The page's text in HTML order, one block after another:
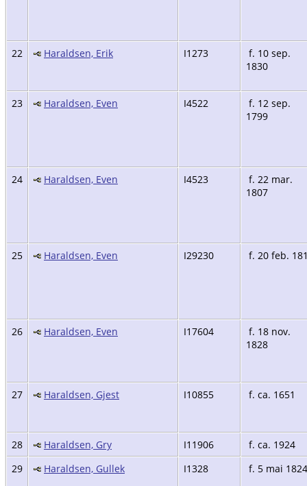
22 Haraldsen, Erik I1273
f. 10 sep.
1830
23 Haraldsen, Even I4522
f. 12 sep.
1799
24 Haraldsen, Even I4523
f. 22 mar.
1807
25 Haraldsen, Even I29230 f. 20 feb.
26 Haraldsen, Even I17604
f. 18 nov.
1828
27 Haraldsen, Gjest I10855 f. ca. 1651
28 Haraldsen, Gry I11906
f. ca. 1924
29
Haraldsen, Gullek I1328 f. 5 mai 1824